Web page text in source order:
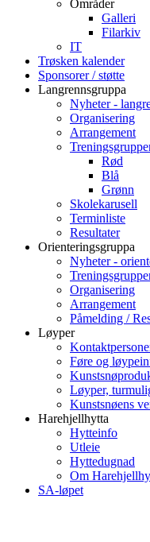
Områder
Galleri
Filarkiv
IT
Trøsken kalender
Sponsorer / støtte
Langrennsgruppa
Nyheter -
Organisering
Arrangement
Rød
Blå
Grønn
Skolekarusell
Terminliste
Resultater
Orienteringsgruppa
Nyheter -
Organisering
Arrangement
Påmelding /
Løyper
Føre og
Løyper,
Kunstsnøens
Harehjellhytta
Hytteinfo
Utleie
Hyttedugnad
Om
SA-løpet